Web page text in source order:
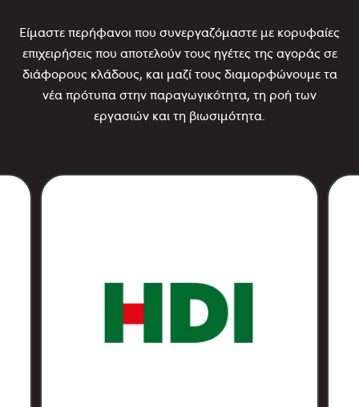
Είμαστε περήφανοι που συνεργαζόμαστε με κορυφαίες
επιχειρήσεις που αποτελούν τους ηγέτες της αγοράς σε
διάφορους κλάδους, και μαζί τους διαμορφώνουμε τα
νέα πρότυπα στην παραγωγικότητα, τη ροή των
εργασιών και τη βιωσιμότητα.